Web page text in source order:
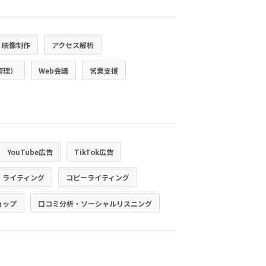
像制作 アクセス解析
） Web会議 営業支援
YouTube広告 TikTok広告
イティング コピーライティング
ップ 口コミ分析・ソーシャルリスニング